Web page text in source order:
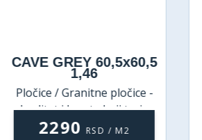
GREY 60,5x60,5
/ Granitne pločice -
i lepota koji traju
2290 RSD / M2